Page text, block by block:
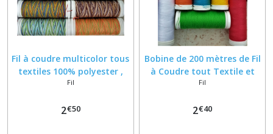
Fil à coudre multicolor tous
textiles 100% polyester ,
bobine de 150 mètres
Fil
2€50
Bobine de 200 mètres de Fil
à Coudre tout Textile et
tout Coloris en Polyester
Fil
2€40